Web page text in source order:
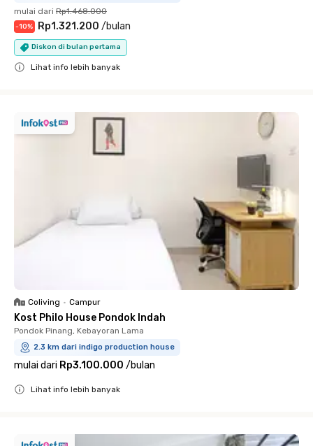
mulai dari Rp1.468.000
-10% Rp1.321.200 /bulan
Diskon di bulan pertama
Lihat info lebih banyak
Coliving • Campur
Kost Philo House Pondok Indah
Pondok Pinang, Kebayoran Lama
2.3 km dari indigo production house
mulai dari Rp3.100.000 /bulan
Lihat info lebih banyak